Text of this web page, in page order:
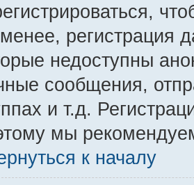
регистрация
недоступны
сообщения,
и т.д.
мы
к началу